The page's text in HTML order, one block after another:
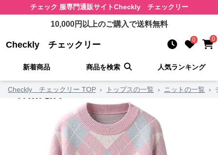
チェック 服専門通販サイトCheckly チェックリー
10,000円以上のご購入で送料無料
Checkly チェックリー 0 0
新着商品 商品を検索 人気ランキング
Checkly チェックリー TOP › トップスの一覧 › ニットの一覧 ›